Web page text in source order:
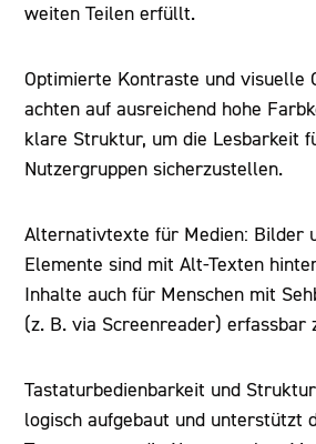
weiten Teilen erfüllt.
Optimierte Kontraste und visuelle
achten auf ausreichend hohe
klare Struktur, um die Lesbarkeit
Nutzergruppen sicherzustellen.
Alternativtexte für Medien: Bilder
Elemente sind mit Alt-Texten
Inhalte auch für Menschen mit
(z. B. via Screenreader) erfassbar
Tastaturbedienbarkeit und
logisch aufgebaut und unterstützt